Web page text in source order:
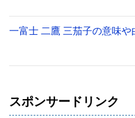
一富士 二鷹 三茄子の意味や
スポンサードリンク